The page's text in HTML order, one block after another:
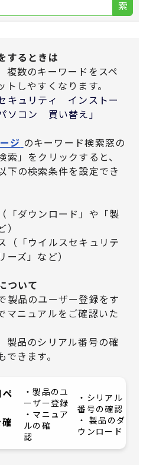
索
するときは
複数のキーワードをスペ
しやすくなります。
キュリティ インストー
コン 買い替え」
ジ のキーワード検索窓の
」をクリックすると、
下の検索条件を設定でき
「ダウンロード」や「製
（「ウイルスセキュリテ
ズ」など）
ついて
製品のユーザー登録をす
マニュアルをご確認いた
製品のシリアル番号の確
きます。
・製品のユ
ーザー登録
・マニュア
ルの確
認
・シリアル
番号の確認
・ 製品のダ
ウンロード